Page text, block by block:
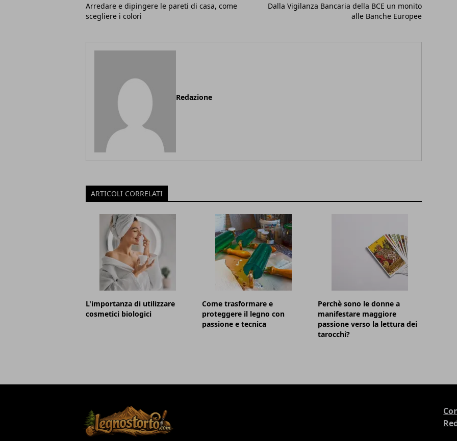
Arredare e dipingere le pareti di casa, come
scegliere i colori
Dalla Vigilanza Bancaria della BCE un monito
alle Banche Europee
Redazione
ARTICOLI CORRELATI
L'importanza di utilizzare
cosmetici biologici
Come trasformare e
proteggere il legno con
passione e tecnica
Perchè sono le donne a
manifestare maggiore
passione verso la lettura dei
tarocchi?